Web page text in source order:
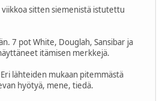
sitten siemenistä istutettu
7 pot White, Douglah, Sansibar ja
itämisen merkkejä.
lähteiden mukaan pitemmästä
hyötyä, mene, tiedä.